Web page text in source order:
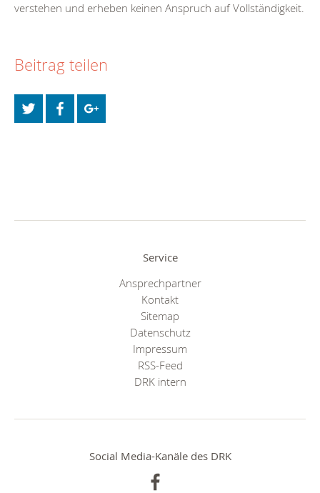
verstehen und erheben keinen Anspruch auf Vollständigkeit.
Beitrag teilen
Service
Ansprechpartner
Kontakt
Sitemap
Datenschutz
Impressum
RSS-Feed
DRK intern
Social Media-Kanäle des DRK